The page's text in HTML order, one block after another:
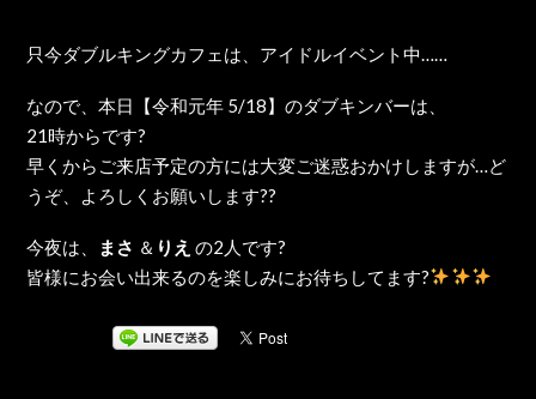
只今ダブルキングカフェは、アイドルイベント中……
なので、本日【令和元年 5/18】のダブキンバーは、
21時からです?
早くからご来店予定の方には大変ご迷惑おかけしますが…ど
うぞ、よろしくお願いします??
今夜は、 まさ ＆ りえの2人です?
皆様にお会い出来るのを楽しみにお待ちしてます?